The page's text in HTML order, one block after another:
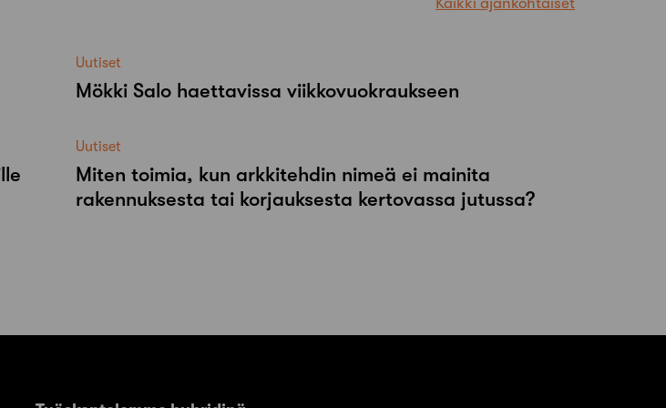
Uutiset
Mökki Salo haettavissa viikkovuokraukseen
Uutiset
Miten toimia, kun arkkitehdin nimeä ei mainita
rakennuksesta tai korjauksesta kertovassa jutussa?